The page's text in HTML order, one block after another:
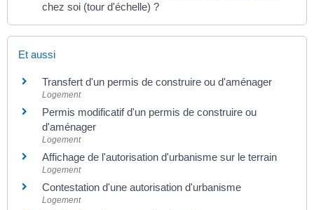
chez soi (tour d'échelle) ?
Et aussi
Transfert d'un permis de construire ou d'aménager
Logement
Permis modificatif d'un permis de construire ou
d'aménager
Logement
Affichage de l'autorisation d'urbanisme sur le terrain
Logement
Contestation d'une autorisation d'urbanisme
Logement